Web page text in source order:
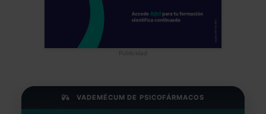
Publicidad
VADEMÉCUM DE PSICOFÁRMACOS